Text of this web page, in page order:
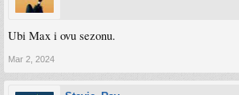
Ubi Max i ovu sezonu.
Mar 2, 2024